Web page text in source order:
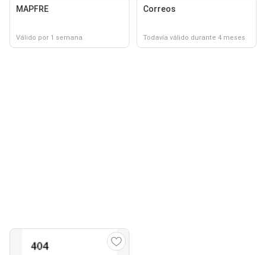
MAPFRE
Válido por 1 semana
Correos
Todavía válido durante 4 meses